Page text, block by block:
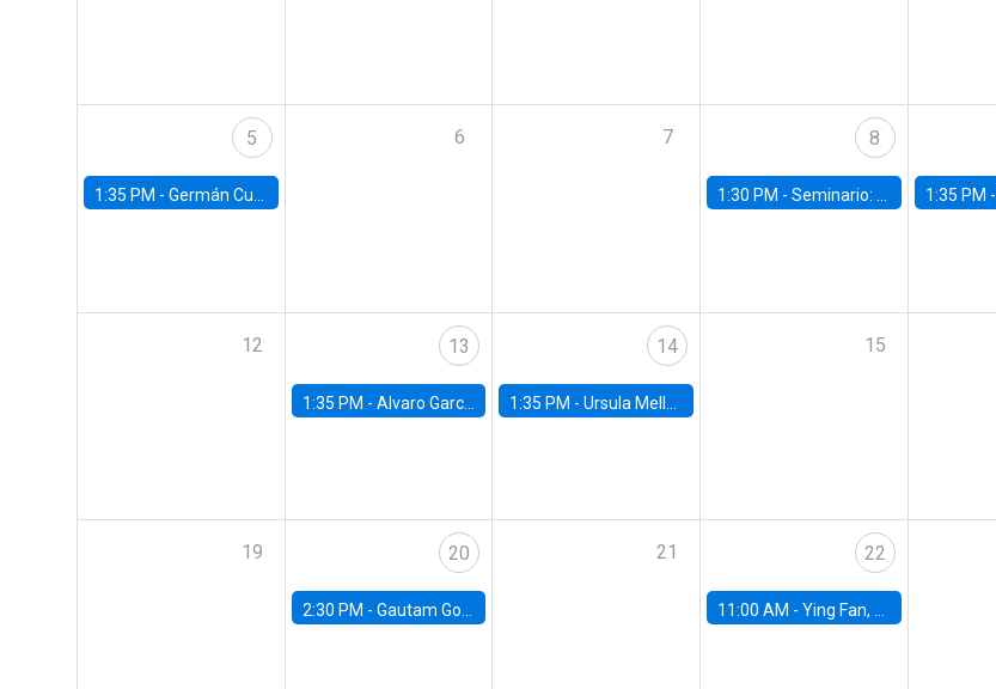
5
1:35 PM - Germán Cubas, University of Houston
6 7 8
1:30 PM -Seminario: “Recuperando la humanidad para progresar en la era de la IA» 1:35 PM -
12 13
1:35 PM - Alvaro Garcia-Marin, Universidad de Los Andes
14
1:35 PM -Ursula Mello, Insper - Institute of Education and Research
15
19 20
2:30 PM - Gautam Gowrisankaran, Columbia University
21 22
11:00 AM -Ying Fan, University of Michigan